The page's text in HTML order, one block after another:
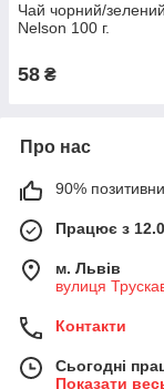
Чай чорний/
Nelson 100 г.
58 ₴
Про нас
90%
Працює з
м. Львів
вулиця
Контакти
Сьогодні
Показати